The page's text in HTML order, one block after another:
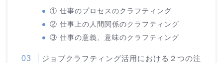
① 仕事のプロセスのクラフティング
② 仕事上の人間関係のクラフティング
③ 仕事の意義、意味のクラフティング
ジョブクラフティング活用における２つの注